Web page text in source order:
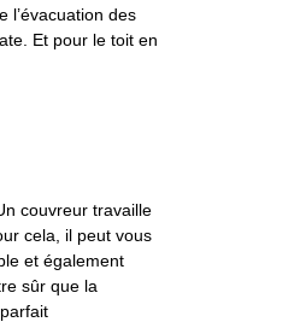
l’évacuation des
Et pour le toit en
couvreur travaille
cela, il peut vous
et également
sûr que la